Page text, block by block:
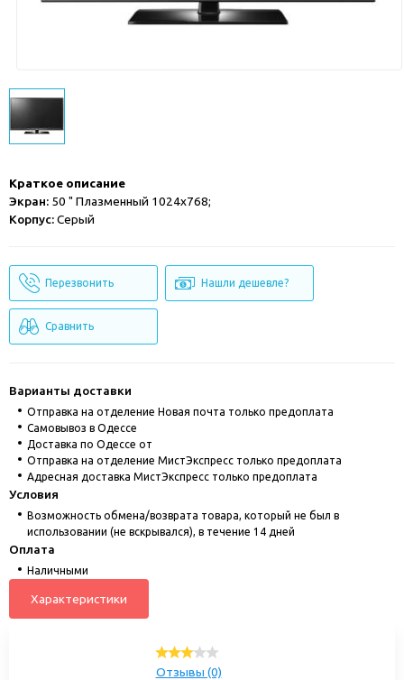
Краткое описание
Экран: 50 " Плазменный 1024x768;
Корпус:Серый
Перезвонить Нашли дешевле?
Сравнить
Варианты доставки
Отправка на отделение Новая почта только предоплата
Cамовывоз в Одессе
Доставка по Одессе от
Отправка на отделение МистЭкспресс только предоплата
Адресная доставка МистЭкспресс только предоплата
Условия
Возможность обмена/возврата товара, который не был в
использовании (не вскрывался), в течение 14 дней
Оплата
Наличными
Характеристики
Отзывы (0)